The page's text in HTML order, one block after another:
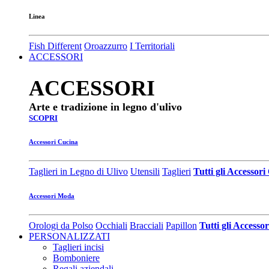
Linea
Fish Different Oroazzurro I Territoriali
ACCESSORI
ACCESSORI
Arte e tradizione in legno d'ulivo
SCOPRI
Accessori Cucina
Taglieri in Legno di Ulivo Utensili Taglieri Tutti gli Accessori
Accessori Moda
Orologi da Polso Occhiali Bracciali Papillon Tutti gli
PERSONALIZZATI
Taglieri incisi
Bomboniere